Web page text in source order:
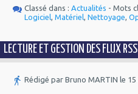
Classé dans : Actualités - Mots
Logiciel, Matériel, Nettoyage,
LECTURE ET GESTION DES FLUX
Rédigé par Bruno MARTIN le 15